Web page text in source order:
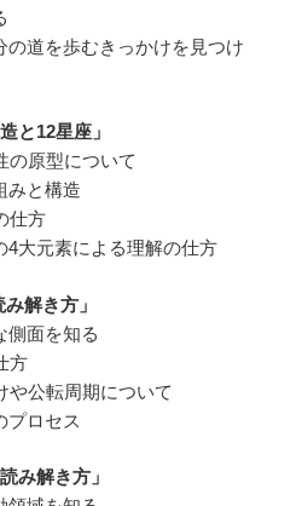
の道を歩むきっかけを見つけ
と12星座」
の原型について
みと構造
仕方
4大元素による理解の仕方
解き方」
側面を知る
方
や公転周期について
プロセス
み解き方」